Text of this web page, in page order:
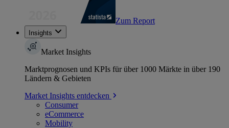
Zum Report
Insights
Market Insights
Marktprognosen und KPIs für über 1000 Märkte in über 190
Ländern & Gebieten
Market Insights entdecken
Consumer
eCommerce
Mobility